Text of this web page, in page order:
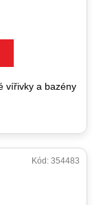
vířivky a bazény
Kód: 354483